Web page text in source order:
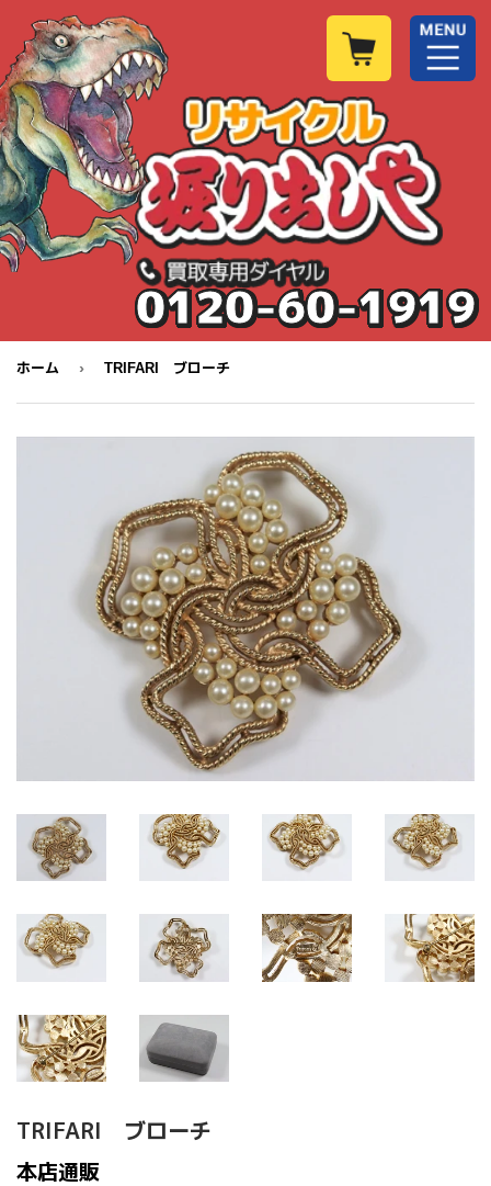
0120-60-1919
ホーム › TRIFARI ブローチ
TRIFARI ブローチ
本店通販